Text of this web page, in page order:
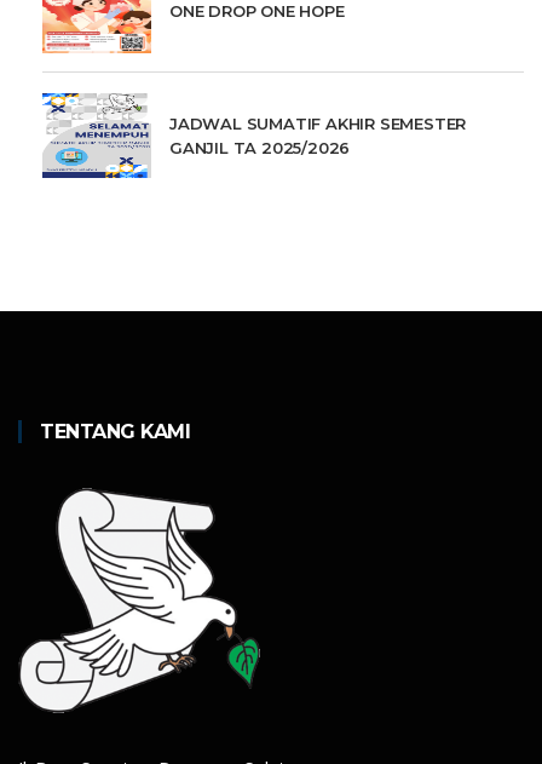
ONE DROP ONE HOPE
JADWAL SUMATIF AKHIR SEMESTER
GANJIL TA 2025/2026
TENTANG KAMI